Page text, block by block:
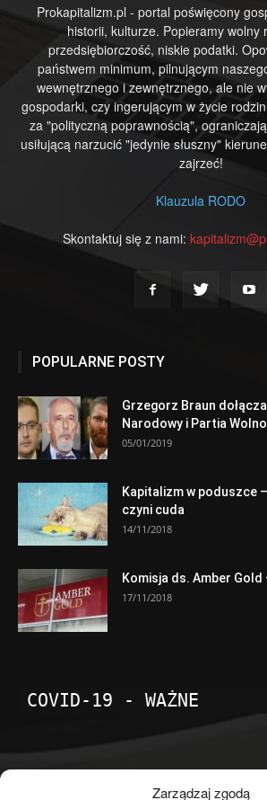
Zarządzaj zgodą
Prokapitalizm.pl - portal poświęcony
historii, kulturze. Popieramy wolny
przedsiębiorczość, niskie podatki.
państwem minimum, pilnującym
wewnętrznego i zewnętrznego, ale nie
gospodarki, czy ingerującym w życie
za "polityczną poprawnością",
usiłującą narzucić "jedynie słuszny"
zajrzeć!
Klauzula RODO
Skontaktuj się z nami:
POPULARNE POSTY
Grzegorz Braun
Narodowy i Partia
05/01/2019
Kapitalizm w poduszce
czyni cuda
14/11/2018
Komisja ds. Amber Gold
17/11/2018
COVID-19 - WAŻNE